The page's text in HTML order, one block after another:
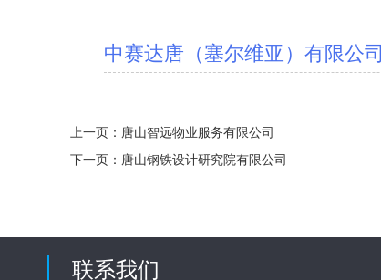
中赛达唐（塞尔维亚）有限公司
上一页： 唐山智远物业服务有限公司
下一页： 唐山钢铁设计研究院有限公司
联系我们